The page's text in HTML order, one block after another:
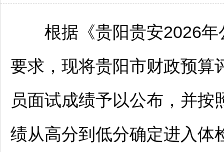
根据《贵阳贵安2026年
要求，现将贵阳市财政预算
员面试成绩予以公布，并
绩从高分到低分确定进入体